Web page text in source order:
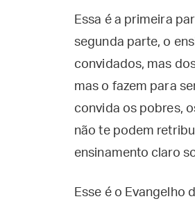
Essa é a primeira
segunda parte, o
convidados, mas
mas o fazem para
convida os pobres,
não te podem
ensinamento claro
Esse é o Evangelho